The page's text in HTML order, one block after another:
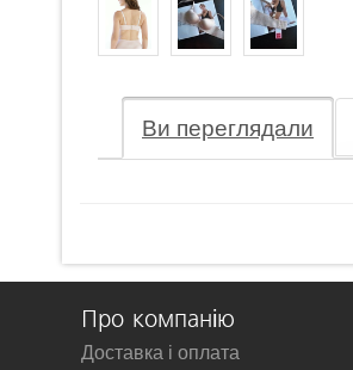
Ви переглядали
Про компанію
Доставка і оплата